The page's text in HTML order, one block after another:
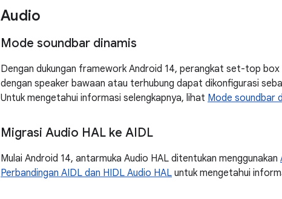
Audio
Mode soundbar dinamis
Dengan dukungan framework Android 14, perangkat set-top
dengan speaker bawaan atau terhubung dapat dikonfigurasi
Untuk mengetahui informasi selengkapnya, lihat Mode soundbar
Migrasi Audio HAL ke AIDL
Mulai Android 14, antarmuka Audio HAL ditentukan menggunakan
Perbandingan AIDL dan HIDL Audio HAL untuk mengetahui